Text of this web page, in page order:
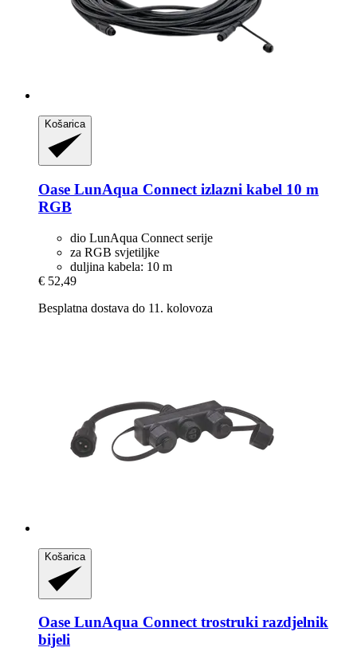
Košarica
Oase LunAqua Connect izlazni kabel 10 m
RGB
dio LunAqua Connect serije
za RGB svjetiljke
duljina kabela: 10 m
€ 52,49
Besplatna dostava do 11. kolovoza
Košarica
Oase LunAqua Connect trostruki razdjelnik
bijeli